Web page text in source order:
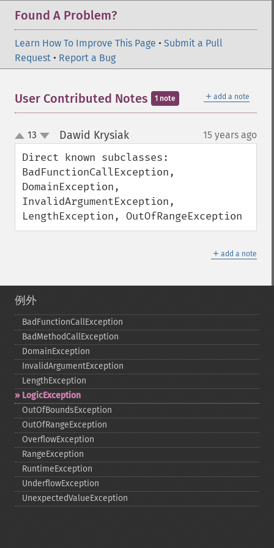
Found A Problem?
Learn How To Improve This Page • Submit a Pull
Request • Report a Bug
＋ add a note
User Contributed Notes 1 note
up
down
13 Dawid Krysiak¶ 15 years ago
Direct known subclasses:
BadFunctionCallException,
DomainException,
InvalidArgumentException,
LengthException, OutOfRangeException
＋ add a note
例外
BadFunctionCallException
BadMethodCallException
DomainException
InvalidArgumentException
LengthException
LogicException
OutOfBoundsException
OutOfRangeException
OverflowException
RangeException
RuntimeException
UnderflowException
UnexpectedValueException